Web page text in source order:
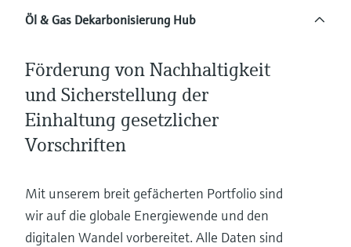
Memosens-Technologie
Alle ansehen
Öl & Gas Dekarbonisierung Hub
Förderung von Nachhaltigkeit
und Sicherstellung der
Einhaltung gesetzlicher
Vorschriften
Mit unserem breit gefächerten Portfolio sind
wir auf die globale Energiewende und den
digitalen Wandel vorbereitet. Alle Daten sind